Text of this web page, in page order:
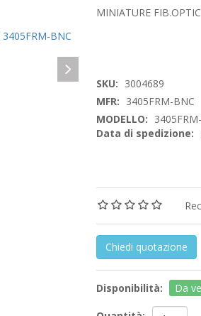
MINIATURE
SKU: 3004689
MFR: 3405FRM-BNC
MODELLO:
Data di spedizione:
Chiedi quotazione
Disponibilità: Da